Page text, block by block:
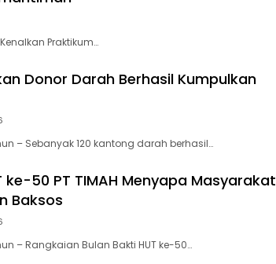
Praktikum…
Donor Darah Berhasil Kumpulkan
– Sebanyak 120 kantong darah berhasil…
ke-50 PT TIMAH Menyapa Masyarakat
Baksos
– Rangkaian Bulan Bakti HUT ke-50…